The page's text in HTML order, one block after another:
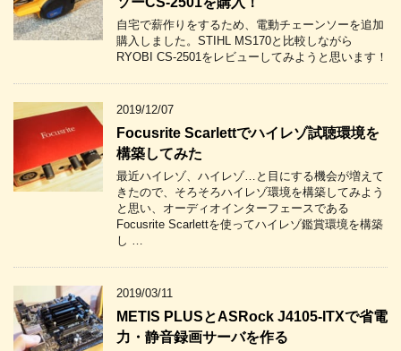
自宅で薪作りをするため、電動チェーンソーを追加
購入しました。STIHL MS170と比較しながら
RYOBI CS-2501をレビューしてみようと思います！
2019/12/07
Focusrite Scarlettでハイレゾ試聴環境を
構築してみた
最近ハイレゾ、ハイレゾ…と目にする機会が増えて
きたので、そろそろハイレゾ環境を構築してみよう
と思い、オーディオインターフェースである
Focusrite Scarlettを使ってハイレゾ鑑賞環境を構築
し …
2019/03/11
METIS PLUSとASRock J4105-ITXで省電
力・静音録画サーバを作る